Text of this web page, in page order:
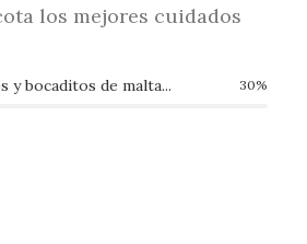
los mejores cuidados
y bocaditos de malta... 30%